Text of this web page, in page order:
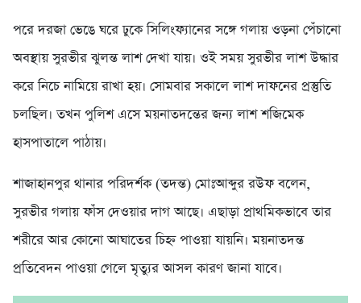
পরে দরজা ভেঙে ঘরে ঢুকে সিলিংফ্যানের সঙ্গে গলায় ওড়না পেঁচানো
অবস্থায় সুরভীর ঝুলন্ত লাশ দেখা যায়। ওই সময় সুরভীর লাশ উদ্ধার
করে নিচে নামিয়ে রাখা হয়। সোমবার সকালে লাশ দাফনের প্রস্তুতি
চলছিল। তখন পুলিশ এসে ময়নাতদন্তের জন্য লাশ শজিমেক
হাসপাতালে পাঠায়।
শাজাহানপুর থানার পরিদর্শক (তদন্ত) মোঃআব্দুর রউফ বলেন,
সুরভীর গলায় ফাঁস দেওয়ার দাগ আছে। এছাড়া প্রাথমিকভাবে তার
শরীরে আর কোনো আঘাতের চিহ্ন পাওয়া যায়নি। ময়নাতদন্ত
প্রতিবেদন পাওয়া গেলে মৃত্যুর আসল কারণ জানা যাবে।